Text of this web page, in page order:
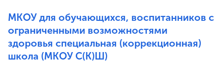
МКОУ для обучающихся, воспитанников с
ограниченными возможностями
здоровья специальная (коррекционная)
школа (МКОУ С(К)Ш)